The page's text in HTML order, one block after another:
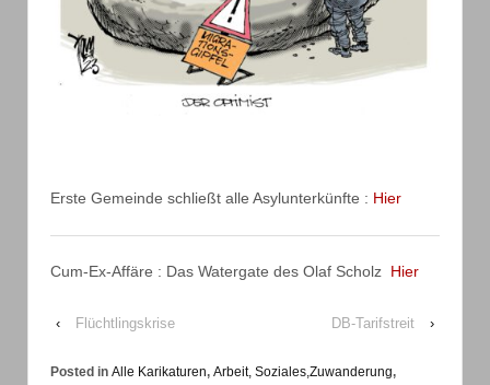
Erste Gemeinde schließt alle Asylunterkünfte : Hier
Cum-Ex-Affäre : Das Watergate des Olaf Scholz Hier
‹ Flüchtlingskrise DB-Tarifstreit ›
Posted in Alle Karikaturen, Arbeit, Soziales,Zuwanderung,